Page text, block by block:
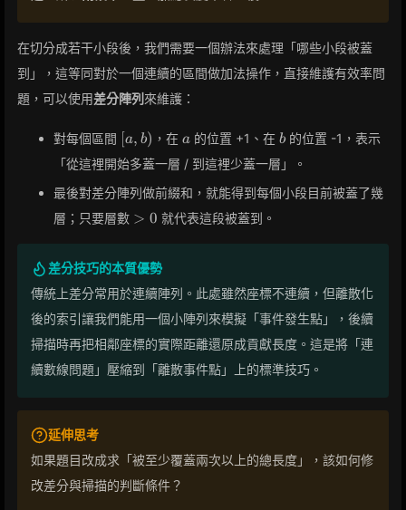
在切分成若干小段後，我們需要一個辦法來處理「哪些小段被蓋
到」，這等同對於一個連續的區間做加法操作，直接維護有效率問
題，可以使用差分陣列 來維護：
對每個區間 [a,b)
a, b) ，在 a
a的位置 +1、在 b
b的位置 -1，表示
「從這裡開始多蓋一層 / 到這裡少蓋一層」。
最後對差分陣列做前綴和，就能得到每個小段目前被蓋了幾
層；只要層數 >0
> 0 就代表這段被蓋到。
差分技巧的本質優勢
傳統上差分常用於連續陣列。此處雖然座標不連續，但離散化
後的索引讓我們能用一個小陣列來模擬「事件發生點」，後續
掃描時再把相鄰座標的實際距離還原成貢獻長度。這是將「連
續數線問題」壓縮到「離散事件點」上的標準技巧。
延伸思考
如果題目改成求「被至少覆蓋兩次以上的總長度」，該如何修
改差分與掃描的判斷條件？